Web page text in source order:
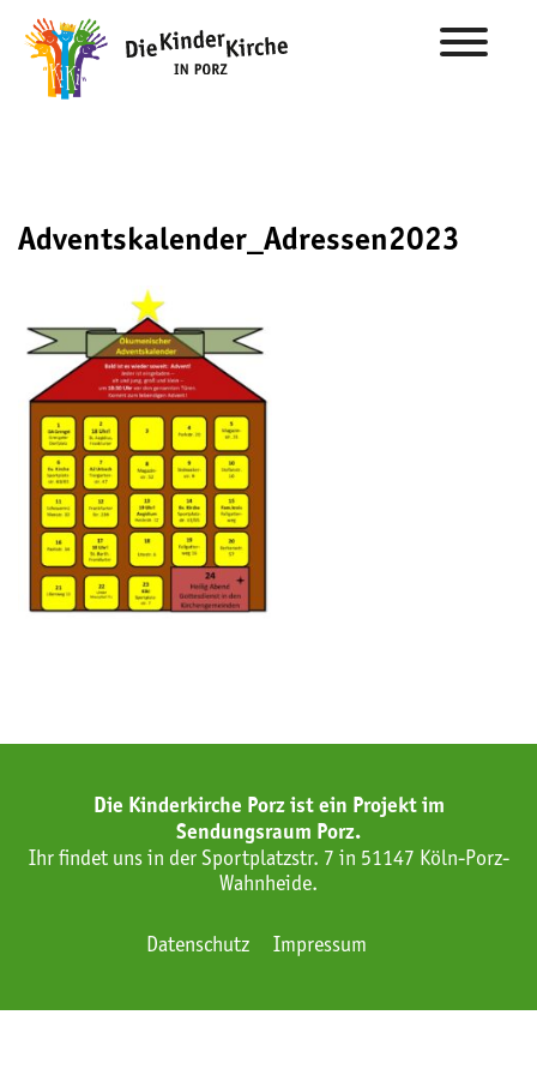
Adventskalender_Adressen2023
Die Kinderkirche Porz ist ein Projekt im
Sendungsraum Porz.
Ihr findet uns in der Sportplatzstr. 7 in 51147 Köln-Porz-
Wahnheide.
Datenschutz Impressum